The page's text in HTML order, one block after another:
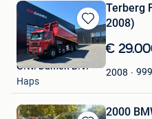
Bewaren
in
Mijn
Favorieten
Terberg
2008)
€
2008
G.W. Damen B.V.
Haps
2000